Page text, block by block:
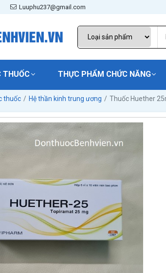
Luuphu237@gmail.com
THUỐC THỰC PHẨM CHỨC NĂNG
thuốc Hệ thần kinh trung ương Thuốc Huether